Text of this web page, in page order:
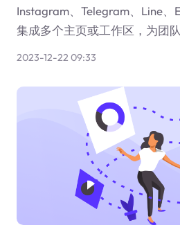
Instagram、Telegram、Line、
集成多个主页或工作区，为团队
2023-12-22 09:33